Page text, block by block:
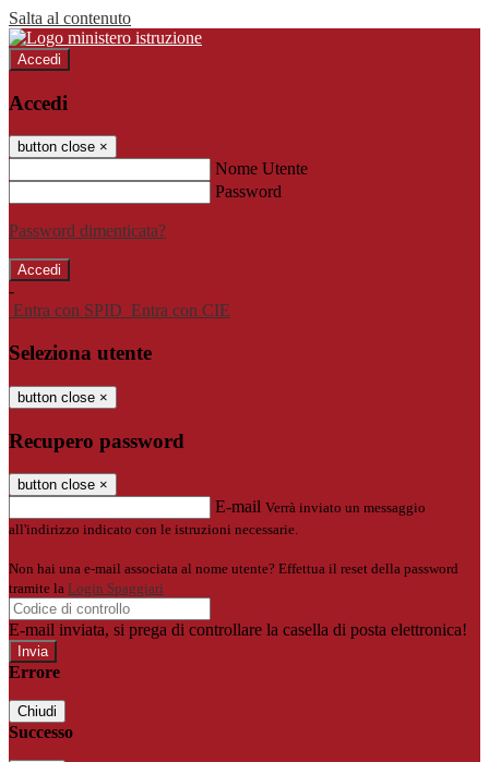
Salta al contenuto
Accedi
Accedi
button close ×
Nome Utente
Password
Password dimenticata?
-
Entra con SPID Entra con CIE
Seleziona utente
button close ×
Recupero password
button close ×
E-mail Verrà inviato un messaggio
all'indirizzo indicato con le istruzioni necessarie.
Non hai una e-mail associata al nome utente? Effettua il reset della password
tramite la Login Spaggiari
E-mail inviata, si prega di controllare la casella di posta elettronica!
Errore
Chiudi
Successo